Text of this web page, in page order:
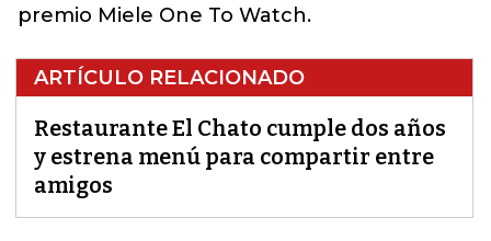
premio Miele One To Watch.
ARTÍCULO RELACIONADO
Restaurante El Chato cumple dos años
y estrena menú para compartir entre
amigos